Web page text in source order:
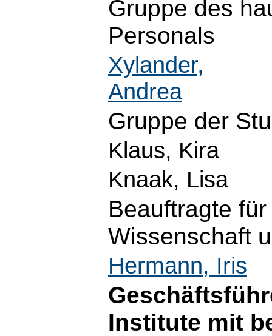
Gruppe des
Personals
Xylander,
Andrea
Gruppe der
Klaus, Kira
Knaak, Lisa
Beauftragte
Wissenschaft
Hermann, Iris
Institute mit